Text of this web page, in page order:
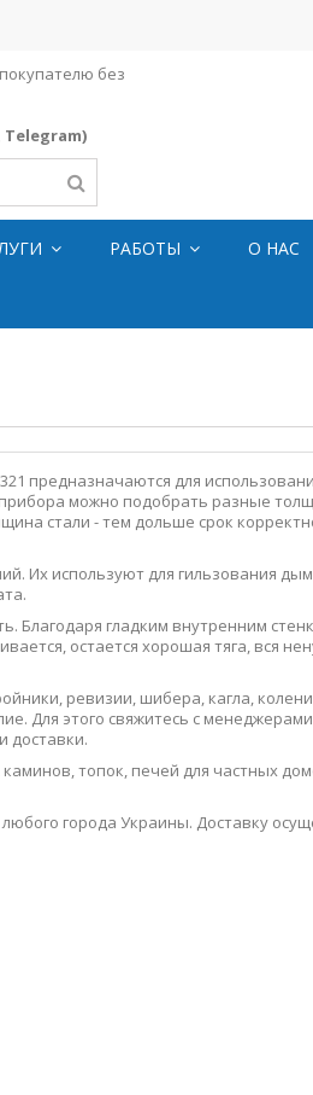
без
Telegram)
РАБОТЫ О НАС
предназначаются для
можно подобрать разные
стали - тем дольше срок
Их используют для гильзования
гладким внутренним
остается хорошая тяга, вся
ревизии, шибера, кагла,
Для этого свяжитесь с
доставки.
топок, печей для частных
города Украины. Доставку